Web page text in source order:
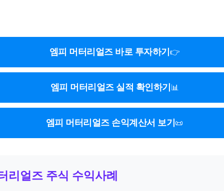
엠피 머터리얼즈 바로 투자하기 👉
엠피 머터리얼즈 실적 확인하기 📊
엠피 머터리얼즈 손익계산서 보기 📜
리얼즈 주식 수익사례